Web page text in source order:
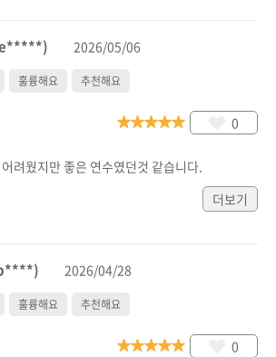
2026/05/06
훌륭해요 추천해요
0
려웠지만 좋은 연수였던것 같습니다.
더보기
2026/04/28
훌륭해요 추천해요
0